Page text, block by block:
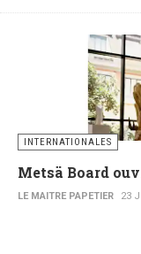
INTERNATIONALES
Metsä Board
LE MAITRE PAPETIER 23